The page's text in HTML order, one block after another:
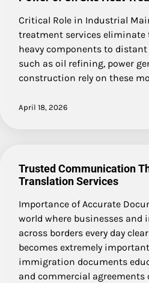
Critical Role in Industrial
treatment services eliminate
heavy components to
such as oil refining, power
construction rely on these
April 18, 2026
Trusted Communication
Translation Services
Importance of Accurate
world where businesses
across borders every day
becomes extremely
immigration documents
and commercial agreements